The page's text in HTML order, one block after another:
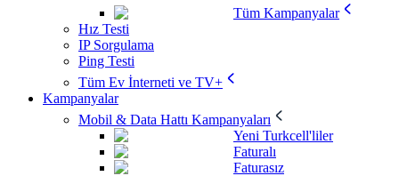
Tüm Kampanyalar
Hız Testi
IP Sorgulama
Ping Testi
Tüm Ev İnterneti ve TV+
Kampanyalar
Mobil & Data Hattı Kampanyaları
Yeni Turkcell'liler
Faturalı
Faturasız